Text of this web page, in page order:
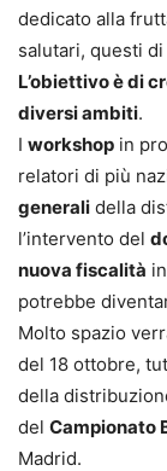
dedicato alla
salutari, questi
L’obiettivo è di
diversi ambiti.
I workshop in
relatori di più
generali della
l’intervento del
nuova fiscalità
potrebbe
Molto spazio
del 18 ottobre,
della
del Campionato
Madrid.